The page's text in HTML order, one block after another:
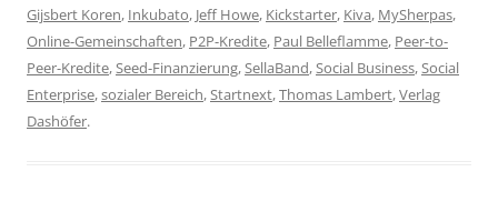
Gijsbert Koren, Inkubato, Jeff Howe, Kickstarter, Kiva, MySherpas,
Online-Gemeinschaften, P2P-Kredite, Paul Belleflamme, Peer-to-
Peer-Kredite,Seed-Finanzierung,SellaBand,Social Business,Social
Enterprise,sozialer Bereich,Startnext,Thomas Lambert,Verlag
Dashöfer.